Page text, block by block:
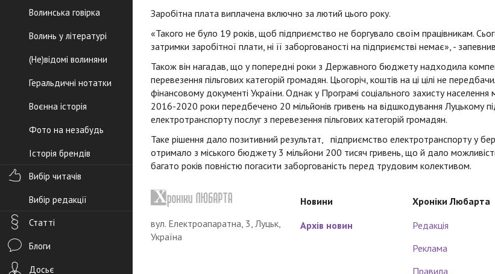
Волинська говірка
Волинь у літературі
(Не)відомі волиняни
Геральдичні нотатки
Воєнна історія
Фото на незабудь
Історія брендів
Вибір читачів
Вибір редакції
Статті
Блоги
Досьє
Заробітна плата виплачена включно за лютий цього року.
«Такого не було 19 років, щоб підприємство не боргувало своїм працівникам.
затримки заробітної плати, ні її заборгованості на підприємстві немає», -
Також він нагадав, що у попередні роки з Державного бюджету надходила
перевезення пільгових категорій громадян. Цьогоріч, коштів на ці цілі не
фінансовому документі України. Однак у Програмі соціального захисту населення
2016-2020 роки передбечено 20 мільйонів гривень на відшкодування Луцькому
електротранспорту послуг з перевезення пільгових категорій громадян.
Таке рішення дало позитивний результат, підприємство електротранспорту у
отримало з міського бюджету 3 мільйони 200 тисяч гривень, що й дало
багато років повністю погасити заборгованість перед трудовим колективом.
вул. Електроапаратна, 3, Луцьк,
Україна
Новини
Архів новин
Хроніки Любарта
Редакція
Реклама
Правила